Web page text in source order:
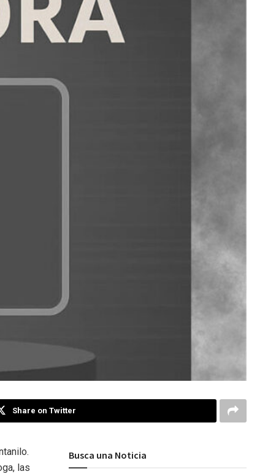
Share on Twitter
las
Busca una Noticia